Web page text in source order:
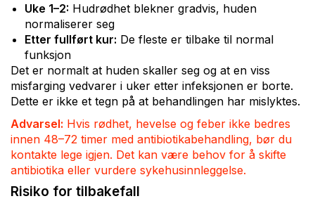
Uke 1–2: Hudrødhet blekner gradvis, huden
normaliserer seg
Etter fullført kur: De fleste er tilbake til normal
funksjon
Det er normalt at huden skaller seg og at en viss
misfarging vedvarer i uker etter infeksjonen er borte.
Dette er ikke et tegn på at behandlingen har mislyktes.
Advarsel: Hvis rødhet, hevelse og feber ikke bedres
innen 48–72 timer med antibiotikabehandling, bør du
kontakte lege igjen. Det kan være behov for å skifte
antibiotika eller vurdere sykehusinnleggelse.
Risiko for tilbakefall